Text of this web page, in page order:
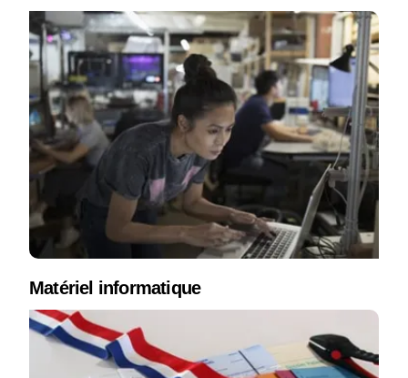
Matériel informatique